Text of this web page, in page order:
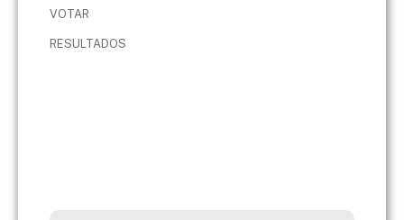
VOTAR
RESULTADOS